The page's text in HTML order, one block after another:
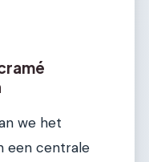
we het
een centrale